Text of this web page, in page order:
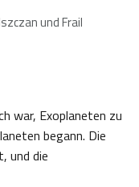
und Frail
war, Exoplaneten zu
begann. Die
und die